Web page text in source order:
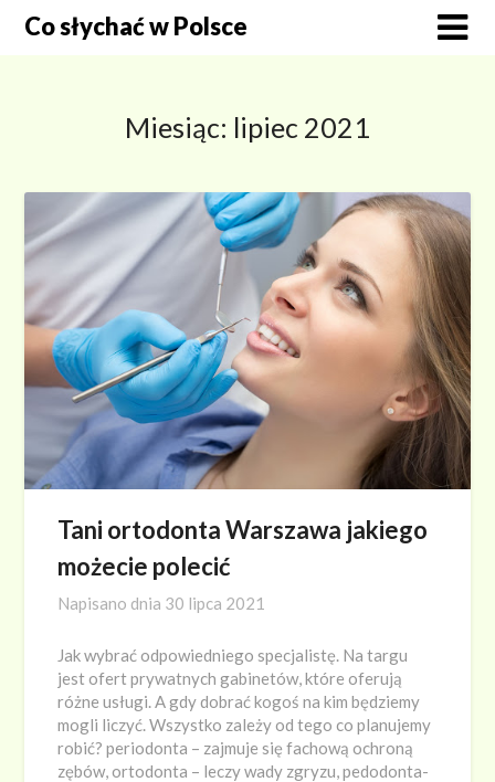
SkipCo słychać w Polsce
Miesiąc: lipiec 2021
Tani ortodonta Warszawa jakiego
możecie polecić
Napisano dnia 30 lipca 2021
Jak wybrać odpowiedniego specjalistę. Na targu
jest ofert prywatnych gabinetów, które oferują
różne usługi. A gdy dobrać kogoś na kim będziemy
mogli liczyć. Wszystko zależy od tego co planujemy
robić? periodonta – zajmuje się fachową ochroną
zębów, ortodonta – leczy wady zgryzu, pedodonta-